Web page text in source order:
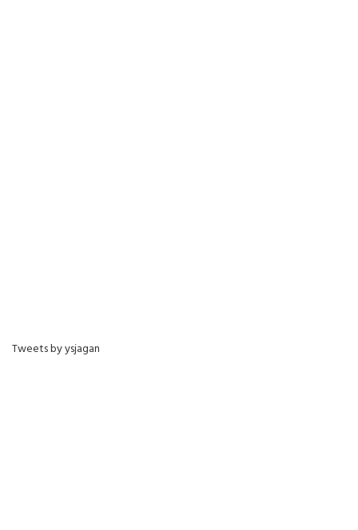
Tweets by ysjagan